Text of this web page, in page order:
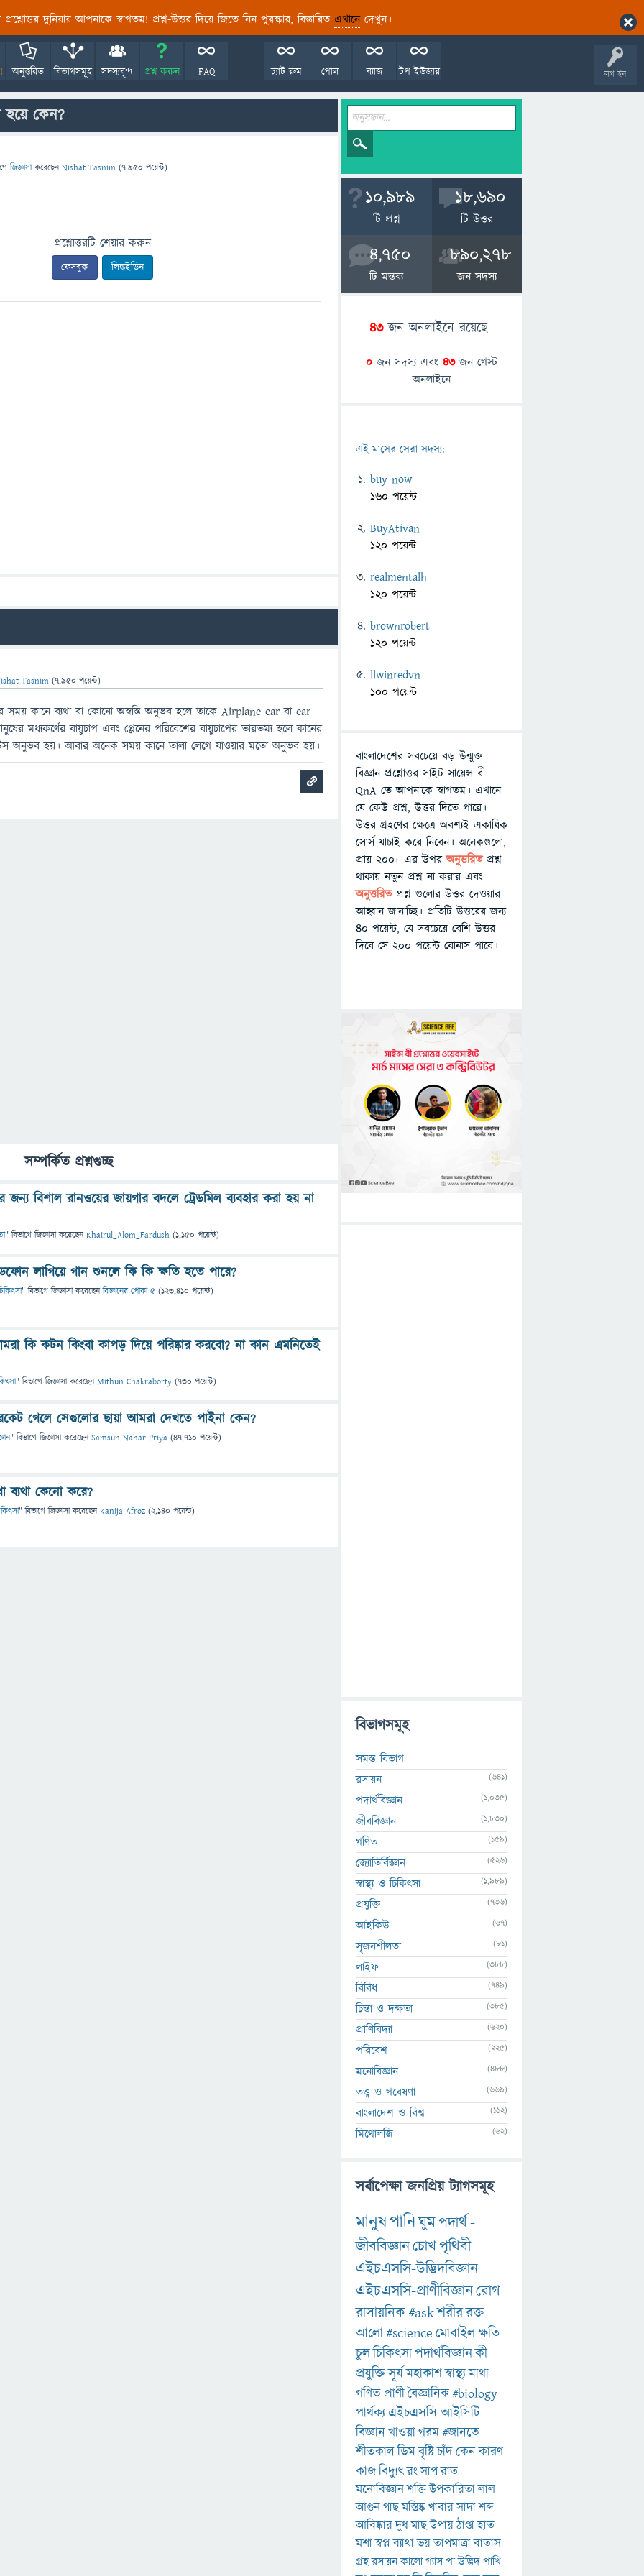
প্রশ্নোত্তর দুনিয়ায় আপনাকে স্বাগতম! প্রশ্ন-উত্তর দিয়ে জিতে নিন পুরস্কার, বিস্তারিত এখানেদেখুন।
লগ ইন
অনুত্তরিত বিভাগসমূহ সদস্যবৃন্দ প্রশ্ন করুন FAQ টপ ইউজার
ব্যাজ
পোল
চ্যাট রুম
হয়ে কেন?
জিজ্ঞাসাকরেছেনNishat Tasnim (7,950 পয়েন্ট)
প্রশ্নোত্তরটি শেয়ার করুন
ফেসবুক লিঙ্কইডিন
Tasnim (7,950 পয়েন্ট)
সময় কানে ব্যথা বা কোনো অস্বস্তি অনুভব হলে তাকে Airplane ear বা ear
মধ্যকর্ণের বায়ুচাপ এবং প্লেনের পরিবেশের বায়ুচাপের তারতম্য হলে কানের
অনুভব হয়। আবার অনেক সময় কানে তালা লেগে যাওয়ার মতো অনুভব হয়।
সম্পর্কিত প্রশ্নগুচ্ছ
বিশাল রানওয়ের জায়গার বদলে ট্রেডমিল ব্যবহার করা হয় না
" বিভাগে জিজ্ঞাসাকরেছেনKhairul_Alom_Fardush (1,150 পয়েন্ট)
লাগিয়ে গান শুনলে কি কি ক্ষতি হতে পারে?
" বিভাগে জিজ্ঞাসাকরেছেনবিজ্ঞানের পোকা ৫ (123,410 পয়েন্ট)
কি কটন কিংবা কাপড় দিয়ে পরিষ্কার করবো? না কান এমনিতেই
" বিভাগে জিজ্ঞাসাকরেছেনMithun Chakraborty (730 পয়েন্ট)
গেলে সেগুলোর ছায়া আমরা দেখতে পাইনা কেন?
" বিভাগে জিজ্ঞাসাকরেছেনSamsun Nahar Priya (47,710 পয়েন্ট)
ব্যথা কেনো করে?
" বিভাগে জিজ্ঞাসাকরেছেনKanija Afroz (2,140 পয়েন্ট)
10,989
টি প্রশ্ন
18,690
টি উত্তর
4,750
টি মন্তব্য
890,278
জন সদস্য
43জন অনলাইনে রয়েছে
0 জন সদস্য এবং 43জন গেস্ট
অনলাইনে
এই মাসের সেরা সদস্য:
buy now
160 পয়েন্ট
BuyAtivan
120 পয়েন্ট
realmentalh
120 পয়েন্ট
brownrobert
120 পয়েন্ট
llwinredvn
100 পয়েন্ট
বাংলাদেশের সবচেয়ে বড় উন্মুক্ত
বিজ্ঞান প্রশ্নোত্তর সাইট সায়েন্স বী
QnA তে আপনাকে স্বাগতম। এখানে
যে কেউ প্রশ্ন, উত্তর দিতে পারে।
উত্তর গ্রহণের ক্ষেত্রে অবশ্যই একাধিক
সোর্স যাচাই করে নিবেন। অনেকগুলো,
প্রায় ২০০+ এর উপরঅনুত্তরিতপ্রশ্ন
থাকায় নতুন প্রশ্ন না করার এবং
অনুত্তরিত প্রশ্ন গুলোর উত্তর দেওয়ার
আহ্বান জানাচ্ছি। প্রতিটি উত্তরের জন্য
৪০ পয়েন্ট, যে সবচেয়ে বেশি উত্তর
দিবে সে ২০০ পয়েন্ট বোনাস পাবে।
বিভাগসমূহ
সমস্ত বিভাগ
রসায়ন
(641)
পদার্থবিজ্ঞান (1,035)
জীববিজ্ঞান (1,830)
গণিত (159)
জ্যোতির্বিজ্ঞান (526)
স্বাস্থ্য ও চিকিৎসা (1,989)
প্রযুক্তি (736)
আইকিউ (67)
সৃজনশীলতা (81)
লাইফ (388)
বিবিধ (749)
চিন্তা ও দক্ষতা (385)
প্রাণিবিদ্যা (620)
পরিবেশ (225)
মনোবিজ্ঞান (488)
তত্ত্ব ও গবেষণা (669)
বাংলাদেশ ও বিশ্ব (112)
মিথোলজি (62)
সর্বাপেক্ষা জনপ্রিয় ট্যাগসমূহ
মানুষপানিঘুমপদার্থ-
জীববিজ্ঞানচোখপৃথিবী
এইচএসসি-উদ্ভিদবিজ্ঞান
এইচএসসি-প্রাণীবিজ্ঞানরোগ
রাসায়নিক#askশরীররক্ত
আলো#scienceমোবাইলক্ষতি
চুলচিকিৎসাপদার্থবিজ্ঞানকী
প্রযুক্তিসূর্যমহাকাশস্বাস্থ্যমাথা
গণিত প্রাণীবৈজ্ঞানিক#biology
পার্থক্য এইচএসসি-আইসিটি
বিজ্ঞানখাওয়াগরম#জানতে
শীতকালডিমবৃষ্টিচাঁদকেনকারণ
কাজবিদ্যুৎরংসাপরাত
মনোবিজ্ঞানশক্তিউপকারিতালাল
আগুনগাছমস্তিষ্কখাবারসাদাশব্দ
আবিষ্কারদুধমাছউপায়ঠাণ্ডাহাত
মশাস্বপ্নব্যাথাভয়তাপমাত্রাবাতাস
গ্রহরসায়নকালোগ্যাসপাউদ্ভিদপাখি